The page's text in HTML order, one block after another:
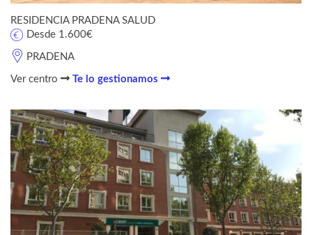
RESIDENCIA PRADENA SALUD
PRADENA
Desde 1.600€
Ver centro Te lo gestionamos